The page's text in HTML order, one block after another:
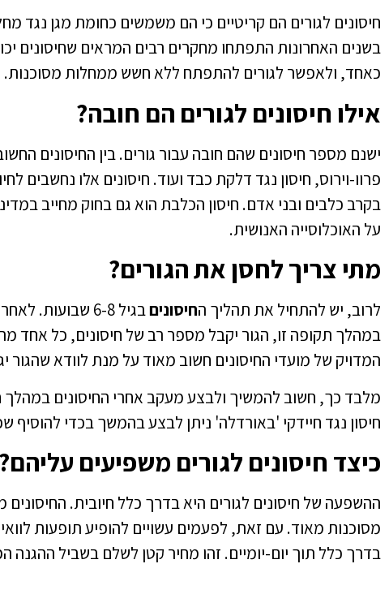
חיסונים לגורים הם קריטיים כי הם משמשים כחומת מגן נגד
בשנים האחרונות התפתחו מחקרים רבים המראים שחיסונים
כאחד, ולאפשר לגורים להתפתח ללא חשש ממחלות מסוכנות.
אילו חיסונים לגורים הם חובה?
ישנם מספר חיסונים שהם חובה עבור גורים. בין החיסונים
פרוו-וירוס, חיסון נגד דלקת כבד ועוד. חיסונים אלו נחשבים
בקרב כלבים ובני אדם. חיסון הכלבת הוא גם בחוק מחייב
על האוכלוסייה האנושית.
מתי צריך לחסן את הגורים?
לרוב, יש להתחיל את תהליך החיסוניםבגיל 6-8 שבועות. לאחר מכן, מתחילים סדרת
במהלך תקופה זו, הגור יקבל מספר רב של חיסונים, כל אחד
המדויק של מועדי החיסונים חשוב מאוד על מנת לוודא שהגור
מלבד כך, חשוב להמשיך ולבצע מעקב אחרי החיסונים במהלך
חיסון נגד חיידקי 'באורדלה' ניתן לבצע בהמשך בכדי
כיצד חיסונים לגורים משפיעים עליהם?
ההשפעה של חיסונים לגורים היא בדרך כלל חיובית. החיסונים
מסוכנות מאוד. עם זאת, לפעמים עשויים להופיע תופעות
בדרך כלל תוך יום-יומיים. זהו מחיר קטן לשלם בשביל